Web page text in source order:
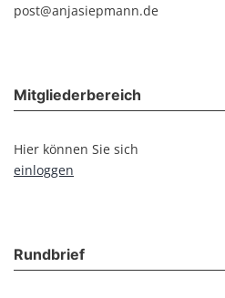
post@anjasiepmann.de
Mitgliederbereich
Hier können Sie sich
einloggen
Rundbrief